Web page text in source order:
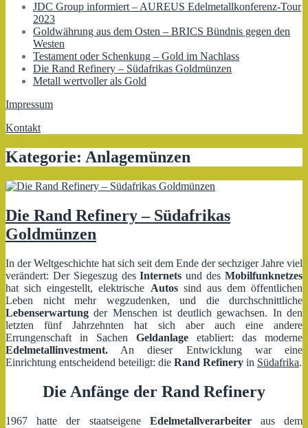
JDC Group informiert – AUREUS Edelmetallkonferenz-Tour
2023
Goldwährung aus dem Osten – BRICS Bündnis gegen den
Westen
Testament oder Schenkung – Gold im Nachlass
Die Rand Refinery – Südafrikas Goldmünzen
Metall wertvoller als Gold
Impressum
Kontakt
Kategorie: Anlagemünzen
Die Rand Refinery – Südafrikas
Goldmünzen
In der Weltgeschichte hat sich seit dem Ende der sechziger Jahre viel
verändert: Der Siegeszug desInternets und desMobilfunknetzes
hat sich eingestellt, elektrische Autossind aus dem öffentlichen
Leben nicht mehr wegzudenken, und die durchschnittliche
Lebenserwartung der Menschen ist deutlich gewachsen. In den
letzten fünf Jahrzehnten hat sich aber auch eine andere
Errungenschaft in Sachen Geldanlage etabliert: das moderne
Edelmetallinvestment. An dieser Entwicklung war eine
Einrichtung entscheidend beteiligt: die Rand Refinery in Südafrika.
Die Anfänge der Rand Refinery
1967 hatte der staatseigene Edelmetallverarbeiteraus dem